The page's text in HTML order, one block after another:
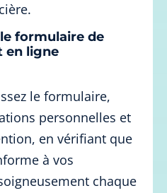
formulaire de
en ligne
le formulaire,
personnelles et
en vérifiant que
à vos
chaque